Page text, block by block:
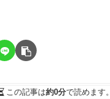
この記事は約0分で読めます。